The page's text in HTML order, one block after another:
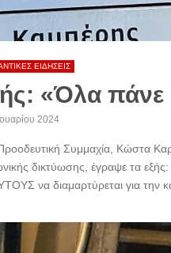
ΕΙΔΗΣΕΙΣ
«Όλα πάνε
2024
Συμμαχία, Κώστα
δικτύωσης, έγραψε τα εξής:
να διαμαρτύρεται για την